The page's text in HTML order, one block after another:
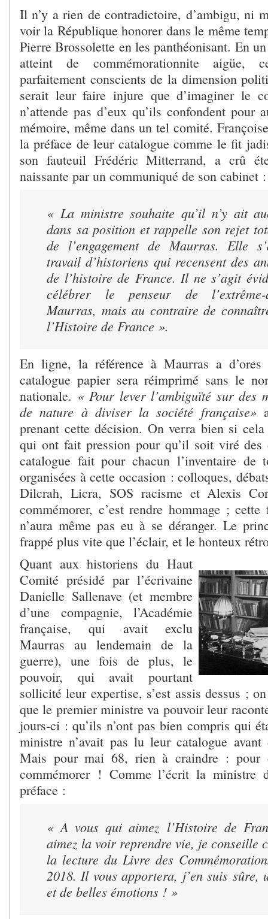
Il n’y a rien de contradictoire, d’ambigu, ni
voir la République honorer dans le même
Pierre Brossolette en les panthéonisant. En
atteint de commémorationnite aigüe,
parfaitement conscients de la dimension
serait leur faire injure que d’imaginer le
n’attende pas d’eux qu’ils confondent pour
mémoire, même dans un tel comité.
la préface de leur catalogue comme le fit
son fauteuil Frédéric Mitterrand, a crû
naissante par un communiqué de son cabinet :
« La ministre souhaite qu’il n’y ait
dans sa position et rappelle son rejet
de l’engagement de Maurras. Elle
travail d’historiens qui recensent des
de l’histoire de France. Il ne s’agit
célébrer le penseur de l’extrême-
Maurras, mais au contraire de
l’Histoire de France ».
En ligne, la référence à Maurras a
catalogue papier sera réimprimé sans le
nationale. « Pour lever l’ambiguïté sur des
de nature à diviser la société française»a
prenant cette décision. On verra bien si
qui ont fait pression pour qu’il soit viré des
catalogue fait pour chacun l’inventaire de
organisées à cette occasion : colloques,
Dilcrah, Licra, SOS racisme et Alexis
commémorer, c’est rendre hommage ;
n’aura même pas eu à se déranger. Le
frappé plus vite que l’éclair, et le honteux
Quant aux historiens du Haut
Comité présidé par l’écrivaine
Danielle Sallenave (et membre
d’une compagnie, l’Académie
française, qui avait exclu
Maurras au lendemain de la
guerre), une fois de plus, le
pouvoir, qui avait pourtant
sollicité leur expertise, s’est assis dessus ;
que le premier ministre va pouvoir leur
jours-ci : qu’ils n’ont pas bien compris qui
ministre n’avait pas lu leur catalogue
Mais pour mai 68, rien à craindre : pour
commémorer ! Comme l’écrit la ministre
préface :
« A vous qui aimez l’Histoire de
aimez la voir reprendre vie, je conseille
la lecture du Livre des
2018. Il vous apportera, j’en suis sûre,
et de belles émotions ! »